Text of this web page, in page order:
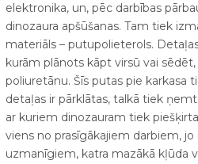
elektronika, un, pēc darbības
dinozaura apšūšanas. Tam tiek
materiāls – putupolieterols.
kurām plānots kāpt virsū vai
poliuretānu. Šīs putas pie karkasa
detaļas ir pārklātas, talkā tiek
ar kuriem dinozauram tiek
viens no prasīgākajiem darbiem,
uzmanīgiem, katra mazākā kļūda